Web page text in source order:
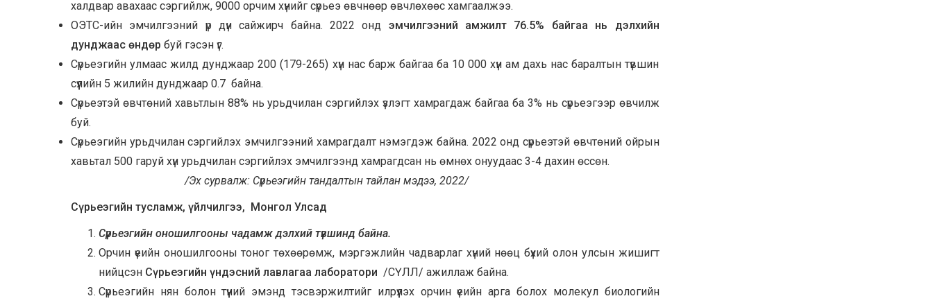
халдвар авахаас сэргийлж, 9000 орчим хүнийг сүрьеэ өвчнөөр өвчлөхөөс хамгаалжээ.
ОЭТС-ийн эмчилгээний үр дүн сайжирч байна. 2022 онд эмчилгээний амжилт 76.5% байгаа нь дэлхийн
дунджаас өндөр буй гэсэн үг.
Сүрьеэгийн улмаас жилд дунджаар 200 (179-265) хүн нас барж байгаа ба 10 000 хүн ам дахь нас баралтын түвшин
сүүлийн 5 жилийн дунджаар 0.7 байна.
Сүрьеэтэй өвчтөний хавьтлын 88% нь урьдчилан сэргийлэх үзлэгт хамрагдаж байгаа ба 3% нь сүрьеэгээр өвчилж
буй.
Сүрьеэгийн урьдчилан сэргийлэх эмчилгээний хамрагдалт нэмэгдэж байна. 2022 онд сүрьеэтэй өвчтөний ойрын
хавьтал 500 гаруй хүн урьдчилан сэргийлэх эмчилгээнд хамрагдсан нь өмнөх онуудаас 3-4 дахин өссөн.
/Эх сурвалж: Сүрьеэгийн тандалтын тайлан мэдээ, 2022/
Сүрьеэгийн тусламж, үйлчилгээ, Монгол Улсад
Сүрьеэгийн оношилгооны чадамж дэлхий түвшинд байна.
Орчин үеийн оношилгооны тоног төхөөрөмж, мэргэжлийн чадварлаг хүний нөөц бүхий олон улсын жишигт
нийцсэн Сүрьеэгийн үндэсний лавлагаа лаборатори /СҮЛЛ/ ажиллаж байна.
Сүрьеэгийн нян болон түүний эмэнд тэсвэржилтийг илрүүлэх орчин үеийн арга болох молекул биологийн